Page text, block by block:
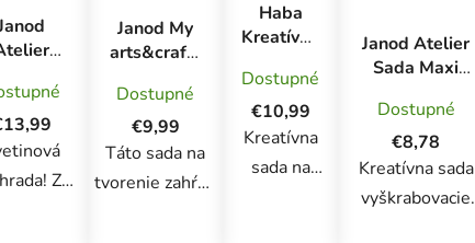
sada
do
vlasov
Z
Janod My
arts&crafts
Zamatové
omaľovánky
Farma od
18
mesiacov
Dostupné
€9,99
Táto sada na
tvorenie zahŕňa
Haba
Kreatívna
Prvé
strihanie
Jar
Dostupné
€10,99
Kreatívna
sada na
Janod Atelier
Sada Maxi
obrázky Kone
a Jednorožce
Dostupné
€8,78
Kreatívna sada
vyškrabovacie